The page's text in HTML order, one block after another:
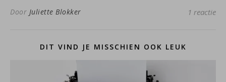
Door Juliette Blokker 1 reactie
DIT VIND JE MISSCHIEN OOK LEUK